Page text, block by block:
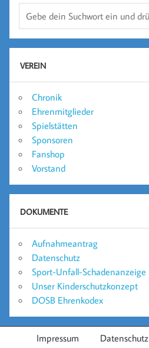
VEREIN
Chronik
Ehrenmitglieder
Spielstätten
Sponsoren
Fanshop
Vorstand
DOKUMENTE
Aufnahmeantrag
Datenschutz
Sport-Unfall-Schadenanzeige
Unser Kinderschutzkonzept
DOSB Ehrenkodex
Impressum Datenschutz